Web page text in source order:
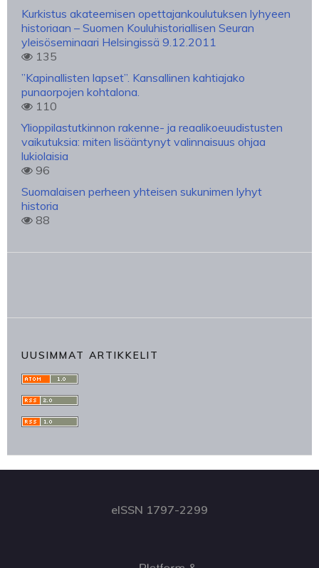
Kurkistus akateemisen opettajankoulutuksen lyhyeen
historiaan – Suomen Kouluhistoriallisen Seuran
yleisöseminaari Helsingissä 9.12.2011
135
”Kapinallisten lapset”. Kansallinen kahtiajako
punaorpojen kohtalona.
110
Ylioppilastutkinnon rakenne- ja reaalikoeuudistusten
vaikutuksia: miten lisääntynyt valinnaisuus ohjaa
lukiolaisia
96
Suomalaisen perheen yhteisen sukunimen lyhyt
historia
88
UUSIMMAT ARTIKKELIT
eISSN 1797-2299